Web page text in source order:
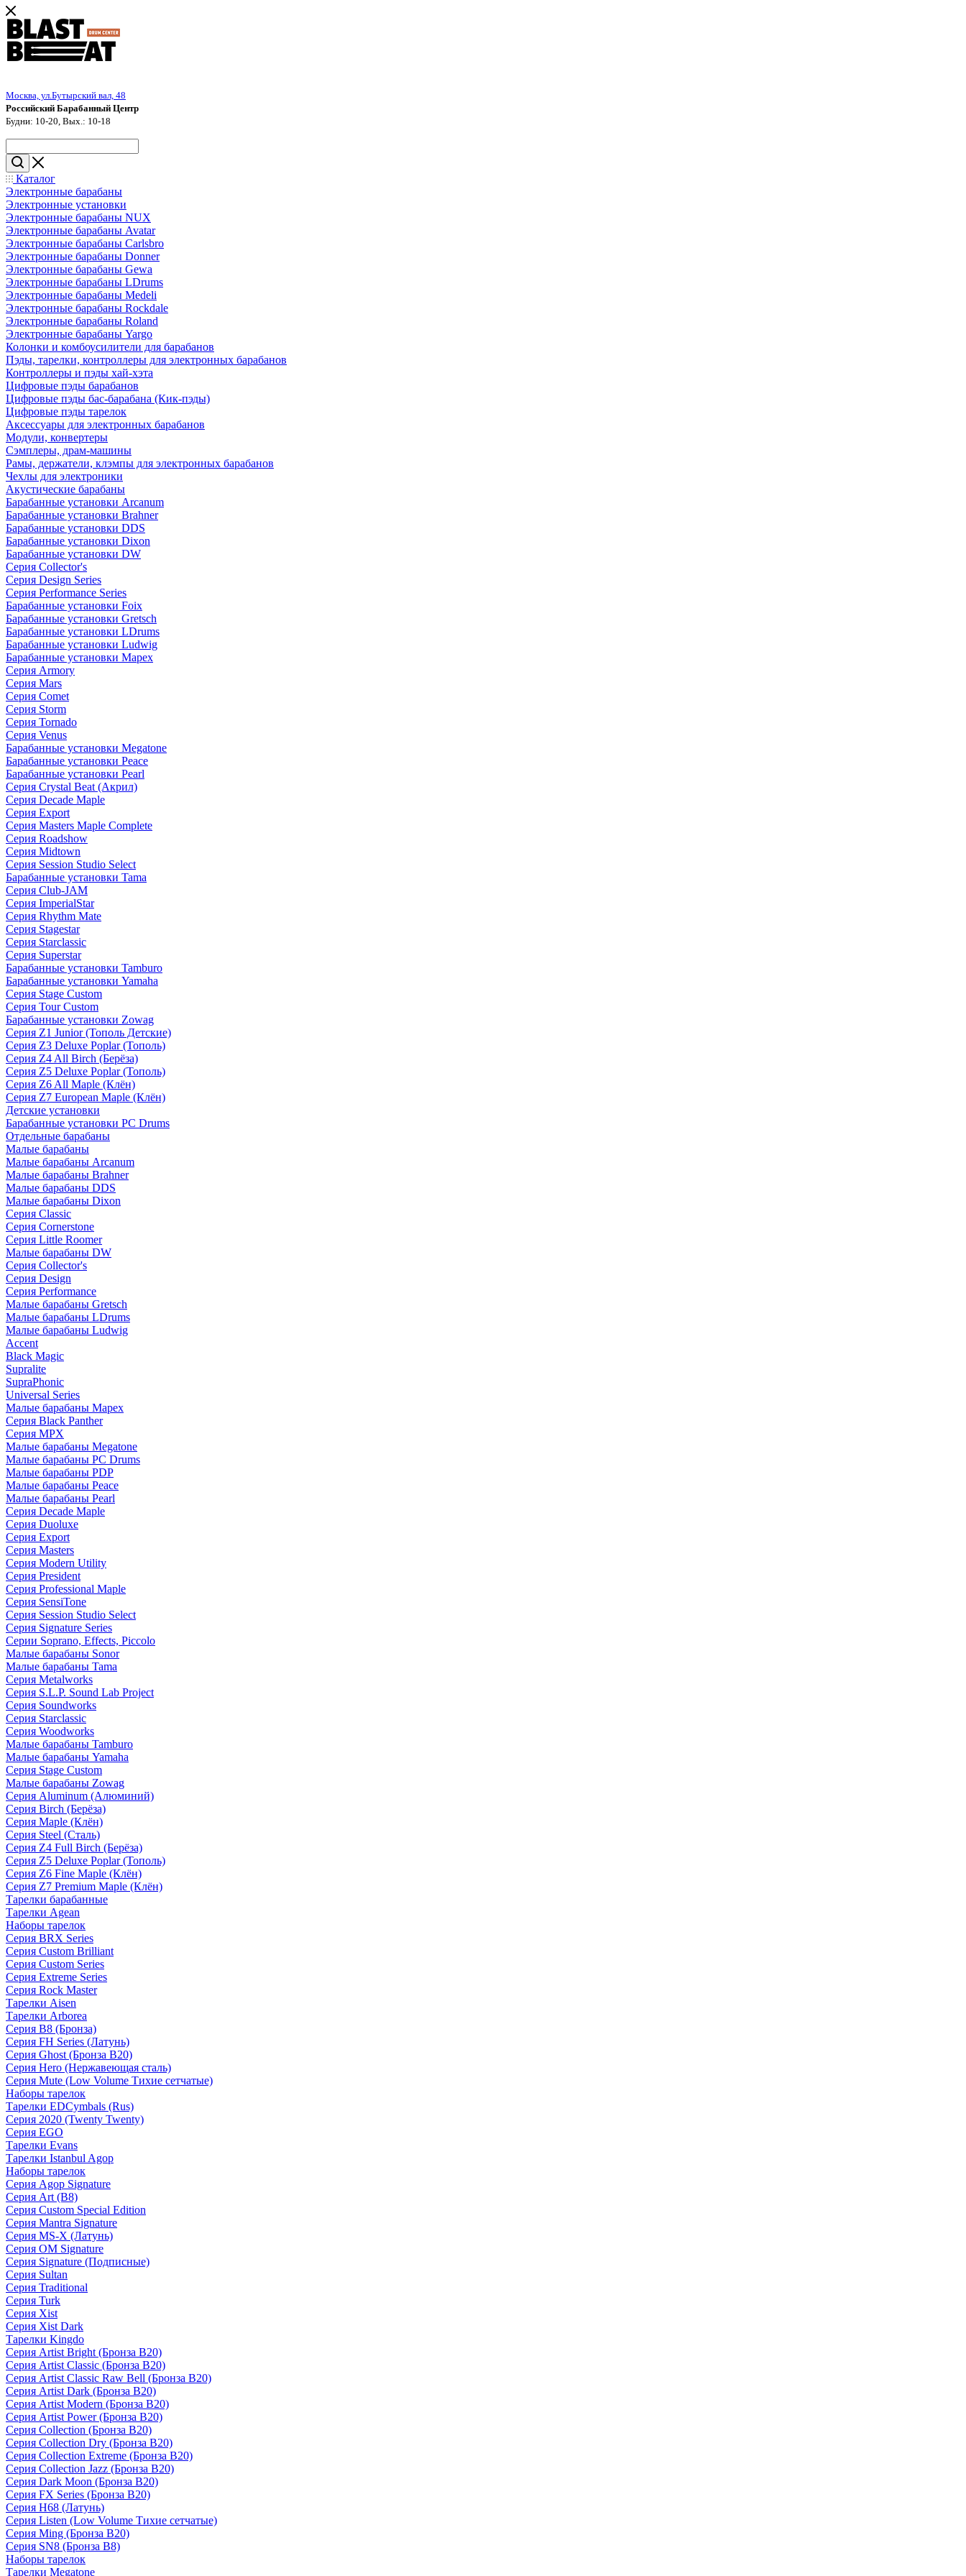
Москва, ул.Бутырский вал, 48
Российский Барабанный Центр
Будни: 10-20, Вых.: 10-18
Каталог
Электронные барабаны
Электронные установки
Электронные барабаны NUX
Электронные барабаны Avatar
Электронные барабаны Carlsbro
Электронные барабаны Donner
Электронные барабаны Gewa
Электронные барабаны LDrums
Электронные барабаны Medeli
Электронные барабаны Rockdale
Электронные барабаны Roland
Электронные барабаны Yargo
Колонки и комбоусилители для барабанов
Пэды, тарелки, контроллеры для электронных барабанов
Контроллеры и пэды хай-хэта
Цифровые пэды барабанов
Цифровые пэды бас-барабана (Кик-пэды)
Цифровые пэды тарелок
Аксессуары для электронных барабанов
Модули, конвертеры
Сэмплеры, драм-машины
Рамы, держатели, клэмпы для электронных барабанов
Чехлы для электроники
Акустические барабаны
Барабанные установки Arcanum
Барабанные установки Brahner
Барабанные установки DDS
Барабанные установки Dixon
Барабанные установки DW
Серия Collector's
Серия Design Series
Серия Performance Series
Барабанные установки Foix
Барабанные установки Gretsch
Барабанные установки LDrums
Барабанные установки Ludwig
Барабанные установки Mapex
Серия Armory
Серия Mars
Серия Comet
Серия Storm
Серия Tornado
Серия Venus
Барабанные установки Megatone
Барабанные установки Peace
Барабанные установки Pearl
Серия Crystal Beat (Акрил)
Серия Decade Maple
Серия Export
Серия Masters Maple Complete
Серия Roadshow
Серия Midtown
Серия Session Studio Select
Барабанные установки Tama
Серия Club-JAM
Серия ImperialStar
Серия Rhythm Mate
Серия Stagestar
Серия Starclassic
Серия Superstar
Барабанные установки Tamburo
Барабанные установки Yamaha
Серия Stage Custom
Серия Tour Custom
Барабанные установки Zowag
Серия Z1 Junior (Тополь Детские)
Серия Z3 Deluxe Poplar (Тополь)
Серия Z4 All Birch (Берёза)
Серия Z5 Deluxe Poplar (Тополь)
Серия Z6 All Maple (Клён)
Серия Z7 European Maple (Клён)
Детские установки
Барабанные установки PC Drums
Отдельные барабаны
Малые барабаны
Малые барабаны Arcanum
Малые барабаны Brahner
Малые барабаны DDS
Малые барабаны Dixon
Серия Classic
Серия Cornerstone
Серия Little Roomer
Малые барабаны DW
Серия Collector's
Серия Design
Серия Performance
Малые барабаны Gretsch
Малые барабаны LDrums
Малые барабаны Ludwig
Accent
Black Magic
Supralite
SupraPhonic
Universal Series
Малые барабаны Mapex
Серия Black Panther
Серия MPX
Малые барабаны Megatone
Малые барабаны PC Drums
Малые барабаны PDP
Малые барабаны Peace
Малые барабаны Pearl
Серия Decade Maple
Серия Duoluxe
Серия Export
Серия Masters
Серия Modern Utility
Серия President
Серия Professional Maple
Серия SensiTone
Серия Session Studio Select
Серия Signature Series
Серии Soprano, Effects, Piccolo
Малые барабаны Sonor
Малые барабаны Tama
Серия Metalworks
Серия S.L.P. Sound Lab Project
Серия Soundworks
Серия Starclassic
Серия Woodworks
Малые барабаны Tamburo
Малые барабаны Yamaha
Серия Stage Custom
Малые барабаны Zowag
Серия Aluminum (Алюминий)
Серия Birch (Берёза)
Серия Maple (Клён)
Серия Steel (Сталь)
Серия Z4 Full Birch (Берёза)
Серия Z5 Deluxe Poplar (Тополь)
Серия Z6 Fine Maple (Клён)
Серия Z7 Premium Maple (Клён)
Тарелки барабанные
Тарелки Agean
Наборы тарелок
Серия BRX Series
Серия Custom Brilliant
Серия Custom Series
Серия Extreme Series
Серия Rock Master
Тарелки Aisen
Тарелки Arborea
Серия B8 (Бронза)
Серия FH Series (Латунь)
Серия Ghost (Бронза B20)
Серия Hero (Нержавеющая сталь)
Серия Mute (Low Volume Тихие сетчатые)
Наборы тарелок
Тарелки EDCymbals (Rus)
Серия 2020 (Twenty Twenty)
Серия EGO
Тарелки Evans
Тарелки Istanbul Agop
Наборы тарелок
Серия Agop Signature
Серия Art (B8)
Серия Custom Special Edition
Серия Mantra Signature
Серия MS-X (Латунь)
Серия OM Signature
Серия Signature (Подписные)
Серия Sultan
Серия Traditional
Серия Turk
Серия Xist
Серия Xist Dark
Тарелки Kingdo
Серия Artist Bright (Бронза B20)
Серия Artist Classic (Бронза B20)
Серия Artist Classic Raw Bell (Бронза B20)
Серия Artist Dark (Бронза B20)
Серия Artist Modern (Бронза B20)
Серия Artist Power (Бронза B20)
Серия Collection (Бронза B20)
Серия Collection Dry (Бронза B20)
Серия Collection Extreme (Бронза B20)
Серия Collection Jazz (Бронза B20)
Серия Dark Moon (Бронза B20)
Серия FX Series (Бронза B20)
Серия H68 (Латунь)
Серия Listen (Low Volume Тихие сетчатые)
Серия Ming (Бронза B20)
Серия SN8 (Бронза B8)
Наборы тарелок
Тарелки Megatone